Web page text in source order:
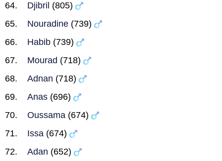
Djibril (805)
Nouradine (739)
Habib (739)
Mourad (718)
Adnan (718)
Anas (696)
Oussama (674)
Issa (674)
Adan (652)